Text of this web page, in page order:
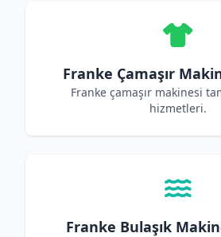
Franke Çamaşır
Franke çamaşır makinesi
hizmetleri.
Franke Bulaşık